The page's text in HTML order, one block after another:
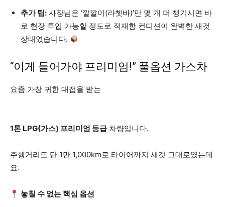
추가 팁: 사장님은 ‘깔깔이(라쳇바)’만 몇 개 더 챙기시면 바
로 현장 투입 가능할 정도로 적재함 컨디션이 완벽한 새것
상태였습니다.
“이게 들어가야 프리미엄!” 풀옵션 가스차
요즘 가장 귀한 대접을 받는
1톤 LPG(가스) 프리미엄 등급 차량입니다.
주행거리도 단 1만 1,000km로 타이어까지 새것 그대로였는데
요.
놓칠 수 없는 핵심 옵션